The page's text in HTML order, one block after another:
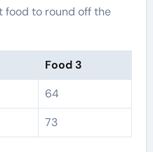
food to round off the
Food 3
64
73